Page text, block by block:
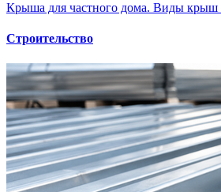
Крыша для частного дома. Виды крыш
Строительство